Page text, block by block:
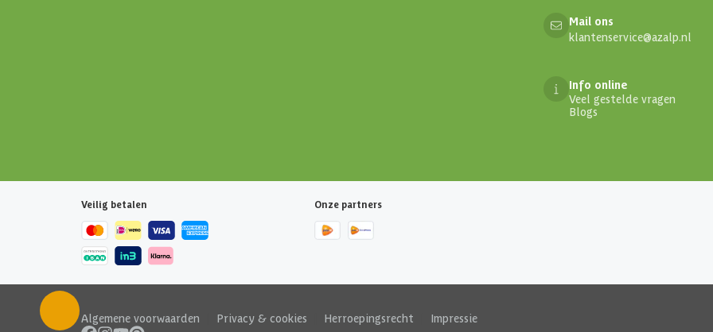
Mail ons
klantenservice@azalp.nl
Info online
Veel gestelde vragen
Blogs
Veilig betalen Onze partners
Algemene voorwaarden Privacy & cookies Herroepingsrecht Impressie